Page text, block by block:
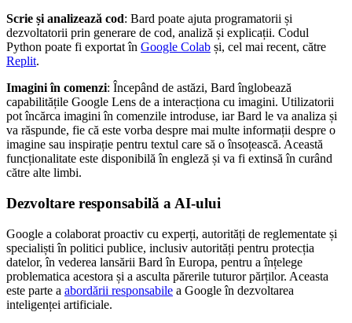
Scrie și analizează cod: Bard poate ajuta programatorii și
dezvoltatorii prin generare de cod, analiză și explicații. Codul
Python poate fi exportat în Google Colab și, cel mai recent, către
Replit.
Imagini în comenzi: Începând de astăzi, Bard înglobează
capabilitățile Google Lens de a interacționa cu imagini. Utilizatorii
pot încărca imagini în comenzile introduse, iar Bard le va analiza și
va răspunde, fie că este vorba despre mai multe informații despre o
imagine sau inspirație pentru textul care să o însoțească. Această
funcționalitate este disponibilă în engleză și va fi extinsă în curând
către alte limbi.
Dezvoltare responsabilă a AI-ului
Google a colaborat proactiv cu experți, autorități de reglementate și
specialiști în politici publice, inclusiv autorități pentru protecția
datelor, în vederea lansării Bard în Europa, pentru a înțelege
problematica acestora și a asculta părerile tuturor părților. Aceasta
este parte a abordării responsabile a Google în dezvoltarea
inteligenței artificiale.